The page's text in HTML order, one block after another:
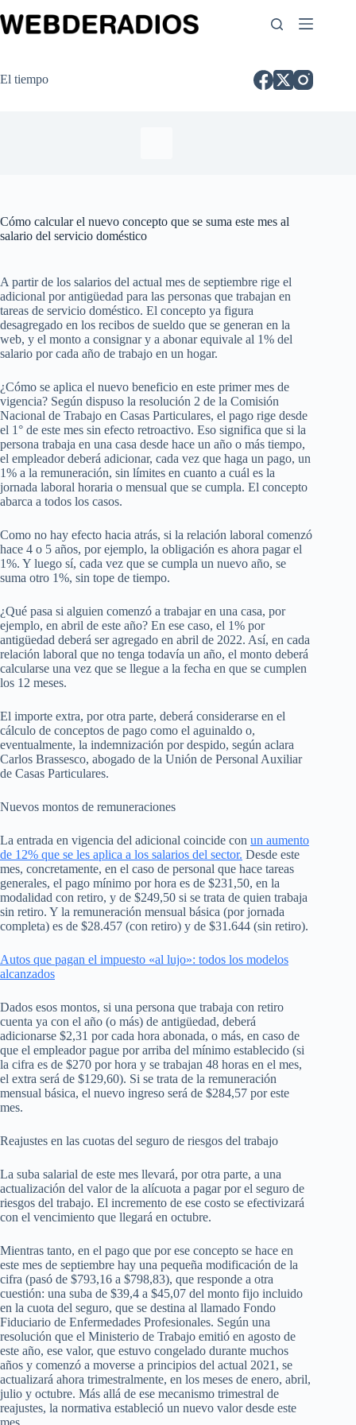
El tiempo
Cómo calcular el nuevo concepto que se suma este mes al
salario del servicio doméstico
A partir de los salarios del actual mes de septiembre rige el
adicional por antigüedad para las personas que trabajan en
tareas de servicio doméstico. El concepto ya figura
desagregado en los recibos de sueldo que se generan en la
web, y el monto a consignar y a abonar equivale al 1% del
salario por cada año de trabajo en un hogar.
¿Cómo se aplica el nuevo beneficio en este primer mes de
vigencia? Según dispuso la resolución 2 de la Comisión
Nacional de Trabajo en Casas Particulares, el pago rige desde
el 1° de este mes sin efecto retroactivo. Eso significa que si la
persona trabaja en una casa desde hace un año o más tiempo,
el empleador deberá adicionar, cada vez que haga un pago, un
1% a la remuneración, sin límites en cuanto a cuál es la
jornada laboral horaria o mensual que se cumpla. El concepto
abarca a todos los casos.
Como no hay efecto hacia atrás, si la relación laboral comenzó
hace 4 o 5 años, por ejemplo, la obligación es ahora pagar el
1%. Y luego sí, cada vez que se cumpla un nuevo año, se
suma otro 1%, sin tope de tiempo.
¿Qué pasa si alguien comenzó a trabajar en una casa, por
ejemplo, en abril de este año? En ese caso, el 1% por
antigüedad deberá ser agregado en abril de 2022. Así, en cada
relación laboral que no tenga todavía un año, el monto deberá
calcularse una vez que se llegue a la fecha en que se cumplen
los 12 meses.
El importe extra, por otra parte, deberá considerarse en el
cálculo de conceptos de pago como el aguinaldo o,
eventualmente, la indemnización por despido, según aclara
Carlos Brassesco, abogado de la Unión de Personal Auxiliar
de Casas Particulares.
Nuevos montos de remuneraciones
La entrada en vigencia del adicional coincide con un aumento
de 12% que se les aplica a los salarios del sector. Desde este
mes, concretamente, en el caso de personal que hace tareas
generales, el pago mínimo por hora es de $231,50, en la
modalidad con retiro, y de $249,50 si se trata de quien trabaja
sin retiro. Y la remuneración mensual básica (por jornada
completa) es de $28.457 (con retiro) y de $31.644 (sin retiro).
Autos que pagan el impuesto «al lujo»: todos los modelos
alcanzados
Dados esos montos, si una persona que trabaja con retiro
cuenta ya con el año (o más) de antigüedad, deberá
adicionarse $2,31 por cada hora abonada, o más, en caso de
que el empleador pague por arriba del mínimo establecido (si
la cifra es de $270 por hora y se trabajan 48 horas en el mes,
el extra será de $129,60). Si se trata de la remuneración
mensual básica, el nuevo ingreso será de $284,57 por este
mes.
Reajustes en las cuotas del seguro de riesgos del trabajo
La suba salarial de este mes llevará, por otra parte, a una
actualización del valor de la alícuota a pagar por el seguro de
riesgos del trabajo. El incremento de ese costo se efectivizará
con el vencimiento que llegará en octubre.
Mientras tanto, en el pago que por ese concepto se hace en
este mes de septiembre hay una pequeña modificación de la
cifra (pasó de $793,16 a $798,83), que responde a otra
cuestión: una suba de $39,4 a $45,07 del monto fijo incluido
en la cuota del seguro, que se destina al llamado Fondo
Fiduciario de Enfermedades Profesionales. Según una
resolución que el Ministerio de Trabajo emitió en agosto de
este año, ese valor, que estuvo congelado durante muchos
años y comenzó a moverse a principios del actual 2021, se
actualizará ahora trimestralmente, en los meses de enero, abril,
julio y octubre. Más allá de ese mecanismo trimestral de
reajustes, la normativa estableció un nuevo valor desde este
mes.